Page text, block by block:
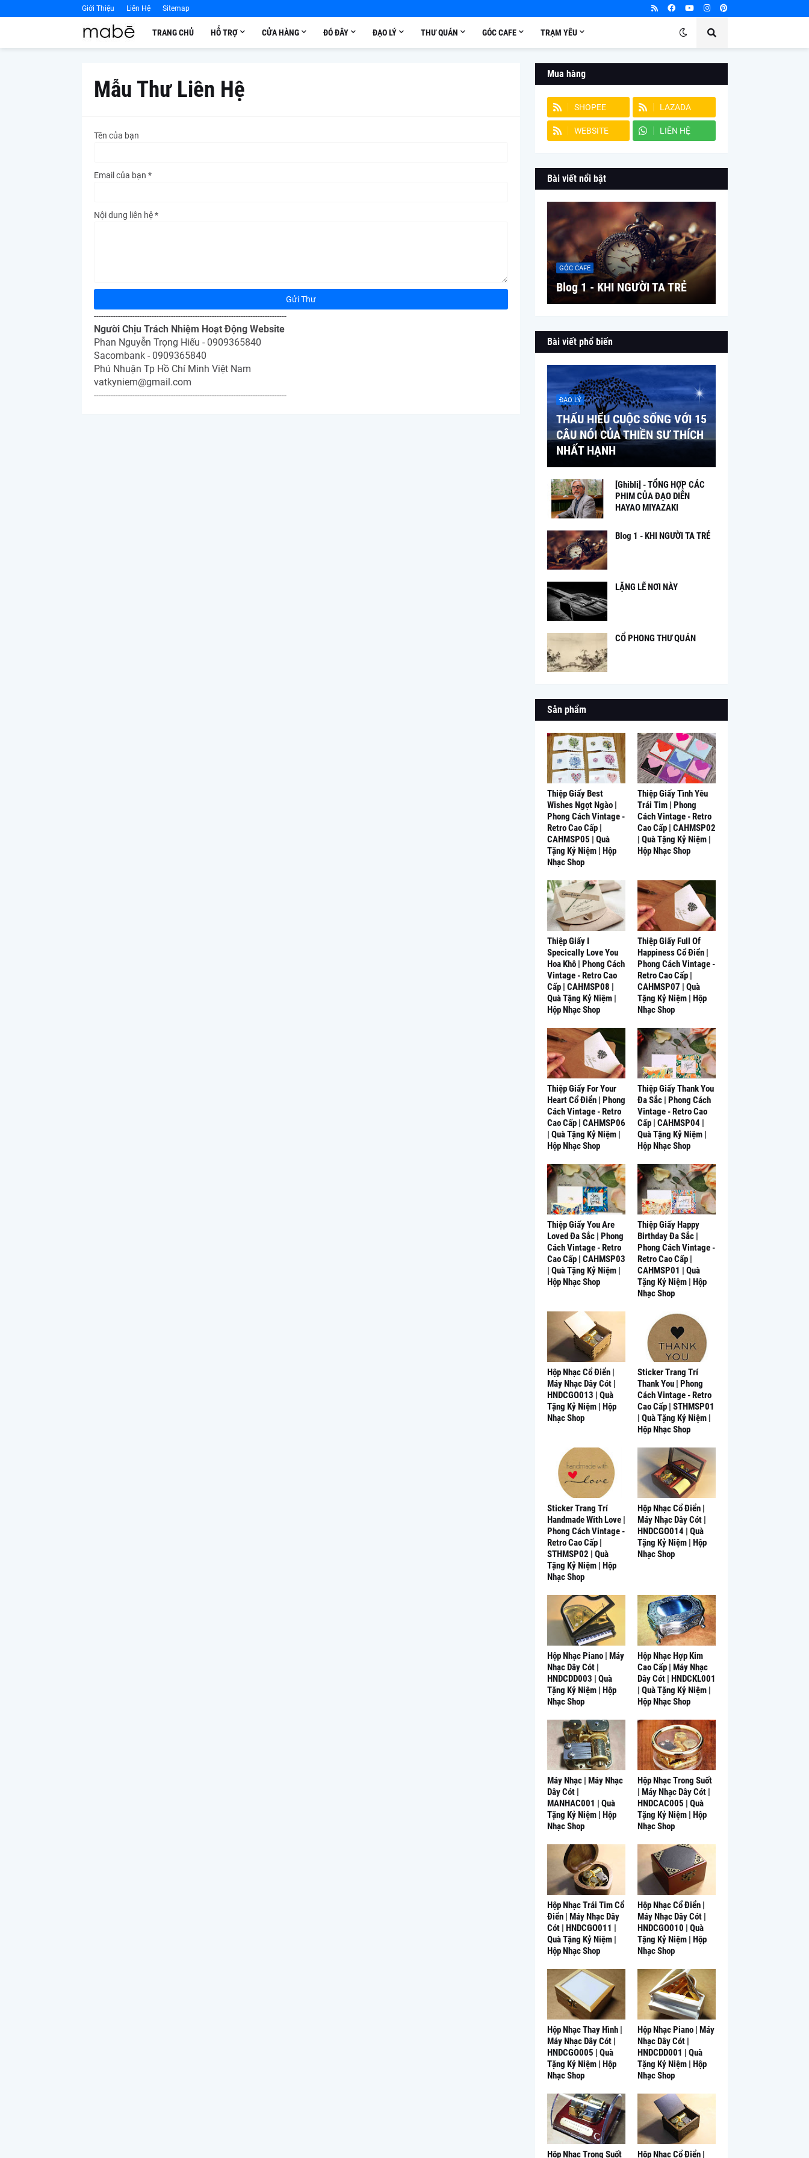
Giới Thiệu Liên Hệ Sitemap
TRANG CHỦ HỖ TRỢ CỬA HÀNG ĐÓ ĐÂY ĐẠO LÝ THƯ QUÁN GÓC CAFE TRẠM YÊU
Mẫu Thư Liên Hệ
Tên của bạn
Email của bạn *
Nội dung liên hệ *
--------------------------------------------------------------------------------
Người Chịu Trách Nhiệm Hoạt Động Website
Phan Nguyễn Trọng Hiếu - 0909365840
Sacombank - 0909365840
Phú Nhuận Tp Hồ Chí Minh Việt Nam
vatkyniem@gmail.com
--------------------------------------------------------------------------------
Mua hàng
SHOPEE LAZADA
WEBSITE LIÊN HỆ
Bài viết nổi bật
GÓC CAFE
Blog 1 - KHI NGƯỜI TA TRẺ
Bài viết phổ biến
ĐẠO LÝ
THẤU HIỂU CUỘC SỐNG VỚI 15
CÂU NÓI CỦA THIỀN SƯ THÍCH
NHẤT HẠNH
[Ghibli] - TỔNG HỢP CÁC
PHIM CỦA ĐẠO DIỄN
HAYAO MIYAZAKI
Blog 1 - KHI NGƯỜI TA TRẺ
LẶNG LẼ NƠI NÀY
CỔ PHONG THƯ QUÁN
Sản phẩm
Thiệp Giấy Best
Wishes Ngọt Ngào |
Phong Cách Vintage -
Retro Cao Cấp |
CAHMSP05 | Quà
Tặng Kỷ Niệm | Hộp
Nhạc Shop
Thiệp Giấy Tình Yêu
Trái Tim | Phong
Cách Vintage - Retro
Cao Cấp | CAHMSP02
| Quà Tặng Kỷ Niệm |
Hộp Nhạc Shop
Thiệp Giấy I
Specically Love You
Hoa Khô | Phong Cách
Vintage - Retro Cao
Cấp | CAHMSP08 |
Quà Tặng Kỷ Niệm |
Hộp Nhạc Shop
Thiệp Giấy Full Of
Happiness Cổ Điển |
Phong Cách Vintage -
Retro Cao Cấp |
CAHMSP07 | Quà
Tặng Kỷ Niệm | Hộp
Nhạc Shop
Thiệp Giấy For Your
Heart Cổ Điển | Phong
Cách Vintage - Retro
Cao Cấp | CAHMSP06
| Quà Tặng Kỷ Niệm |
Hộp Nhạc Shop
Thiệp Giấy Thank You
Đa Sắc | Phong Cách
Vintage - Retro Cao
Cấp | CAHMSP04 |
Quà Tặng Kỷ Niệm |
Hộp Nhạc Shop
Thiệp Giấy You Are
Loved Đa Sắc | Phong
Cách Vintage - Retro
Cao Cấp | CAHMSP03
| Quà Tặng Kỷ Niệm |
Hộp Nhạc Shop
Thiệp Giấy Happy
Birthday Đa Sắc |
Phong Cách Vintage -
Retro Cao Cấp |
CAHMSP01 | Quà
Tặng Kỷ Niệm | Hộp
Nhạc Shop
Hộp Nhạc Cổ Điển |
Máy Nhạc Dây Cót |
HNDCGO013 | Quà
Tặng Kỷ Niệm | Hộp
Nhạc Shop
Sticker Trang Trí
Thank You | Phong
Cách Vintage - Retro
Cao Cấp | STHMSP01
| Quà Tặng Kỷ Niệm |
Hộp Nhạc Shop
Sticker Trang Trí
Handmade With Love |
Phong Cách Vintage -
Retro Cao Cấp |
STHMSP02 | Quà
Tặng Kỷ Niệm | Hộp
Nhạc Shop
Hộp Nhạc Cổ Điển |
Máy Nhạc Dây Cót |
HNDCGO014 | Quà
Tặng Kỷ Niệm | Hộp
Nhạc Shop
Hộp Nhạc Piano | Máy
Nhạc Dây Cót |
HNDCDD003 | Quà
Tặng Kỷ Niệm | Hộp
Nhạc Shop
Hộp Nhạc Hợp Kim
Cao Cấp | Máy Nhạc
Dây Cót | HNDCKL001
| Quà Tặng Kỷ Niệm |
Hộp Nhạc Shop
Máy Nhạc | Máy Nhạc
Dây Cót |
MANHAC001 | Quà
Tặng Kỷ Niệm | Hộp
Nhạc Shop
Hộp Nhạc Trong Suốt
| Máy Nhạc Dây Cót |
HNDCAC005 | Quà
Tặng Kỷ Niệm | Hộp
Nhạc Shop
Hộp Nhạc Trái Tim Cổ
Điển | Máy Nhạc Dây
Cót | HNDCGO011 |
Quà Tặng Kỷ Niệm |
Hộp Nhạc Shop
Hộp Nhạc Cổ Điển |
Máy Nhạc Dây Cót |
HNDCGO010 | Quà
Tặng Kỷ Niệm | Hộp
Nhạc Shop
Hộp Nhạc Thay Hình |
Máy Nhạc Dây Cót |
HNDCGO005 | Quà
Tặng Kỷ Niệm | Hộp
Nhạc Shop
Hộp Nhạc Piano | Máy
Nhạc Dây Cót |
HNDCDD001 | Quà
Tặng Kỷ Niệm | Hộp
Nhạc Shop
Hộp Nhạc Trong Suốt Hộp Nhạc Cổ Điển |